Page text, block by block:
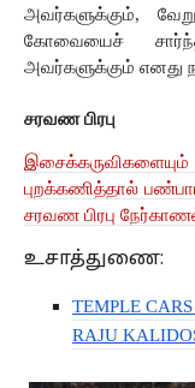
அவர்களுக்கும்,
கோவையைச்
அவர்களுக்கும் எனது
சரவண பிரபு
புறக்கணித்தால்
சரவண பிரபு நேர்காணல்
உசாத்துணை:
TEMPLE
RAJU